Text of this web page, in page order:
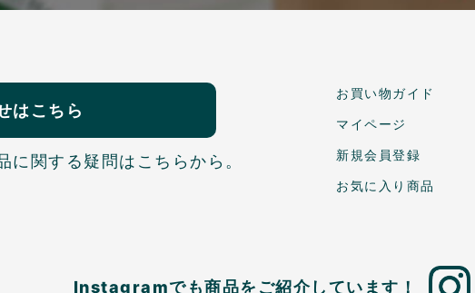
はこちら
に関する疑問はこちらから。
お買い物ガイド
マイページ
新規会員登録
お気に入り商品
Instagramでも商品を ご紹介しています！